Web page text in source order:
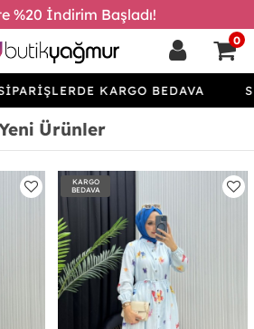
%20 İndirim Başladı!
0
KARGO BEDAVA SEPETTE
Ürünler
KARGO
BEDAVA